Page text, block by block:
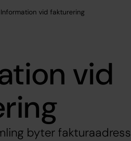
Information vid fakturering
vid
byter